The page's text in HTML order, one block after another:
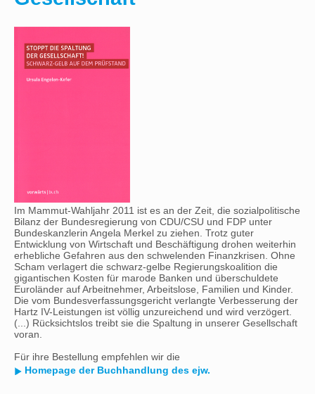
Im Mammut-Wahljahr 2011 ist es an der Zeit, die sozialpolitische
Bilanz der Bundesregierung von CDU/CSU und FDP unter
Bundeskanzlerin Angela Merkel zu ziehen. Trotz guter
Entwicklung von Wirtschaft und Beschäftigung drohen weiterhin
erhebliche Gefahren aus den schwelenden Finanzkrisen. Ohne
Scham verlagert die schwarz-gelbe Regierungskoalition die
gigantischen Kosten für marode Banken und überschuldete
Euroländer auf Arbeitnehmer, Arbeitslose, Familien und Kinder.
Die vom Bundesverfassungsgericht verlangte Verbesserung der
Hartz IV-Leistungen ist völlig unzureichend und wird verzögert.
(...) Rücksichtslos treibt sie die Spaltung in unserer Gesellschaft
voran.
Für ihre Bestellung empfehlen wir die
Homepage der Buchhandlung des ejw.